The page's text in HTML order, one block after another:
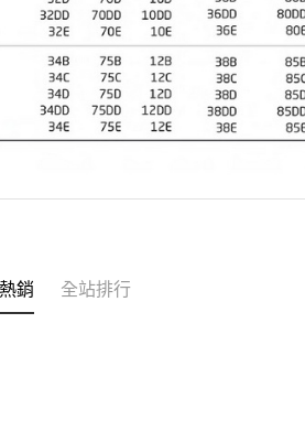
銷 全站排行